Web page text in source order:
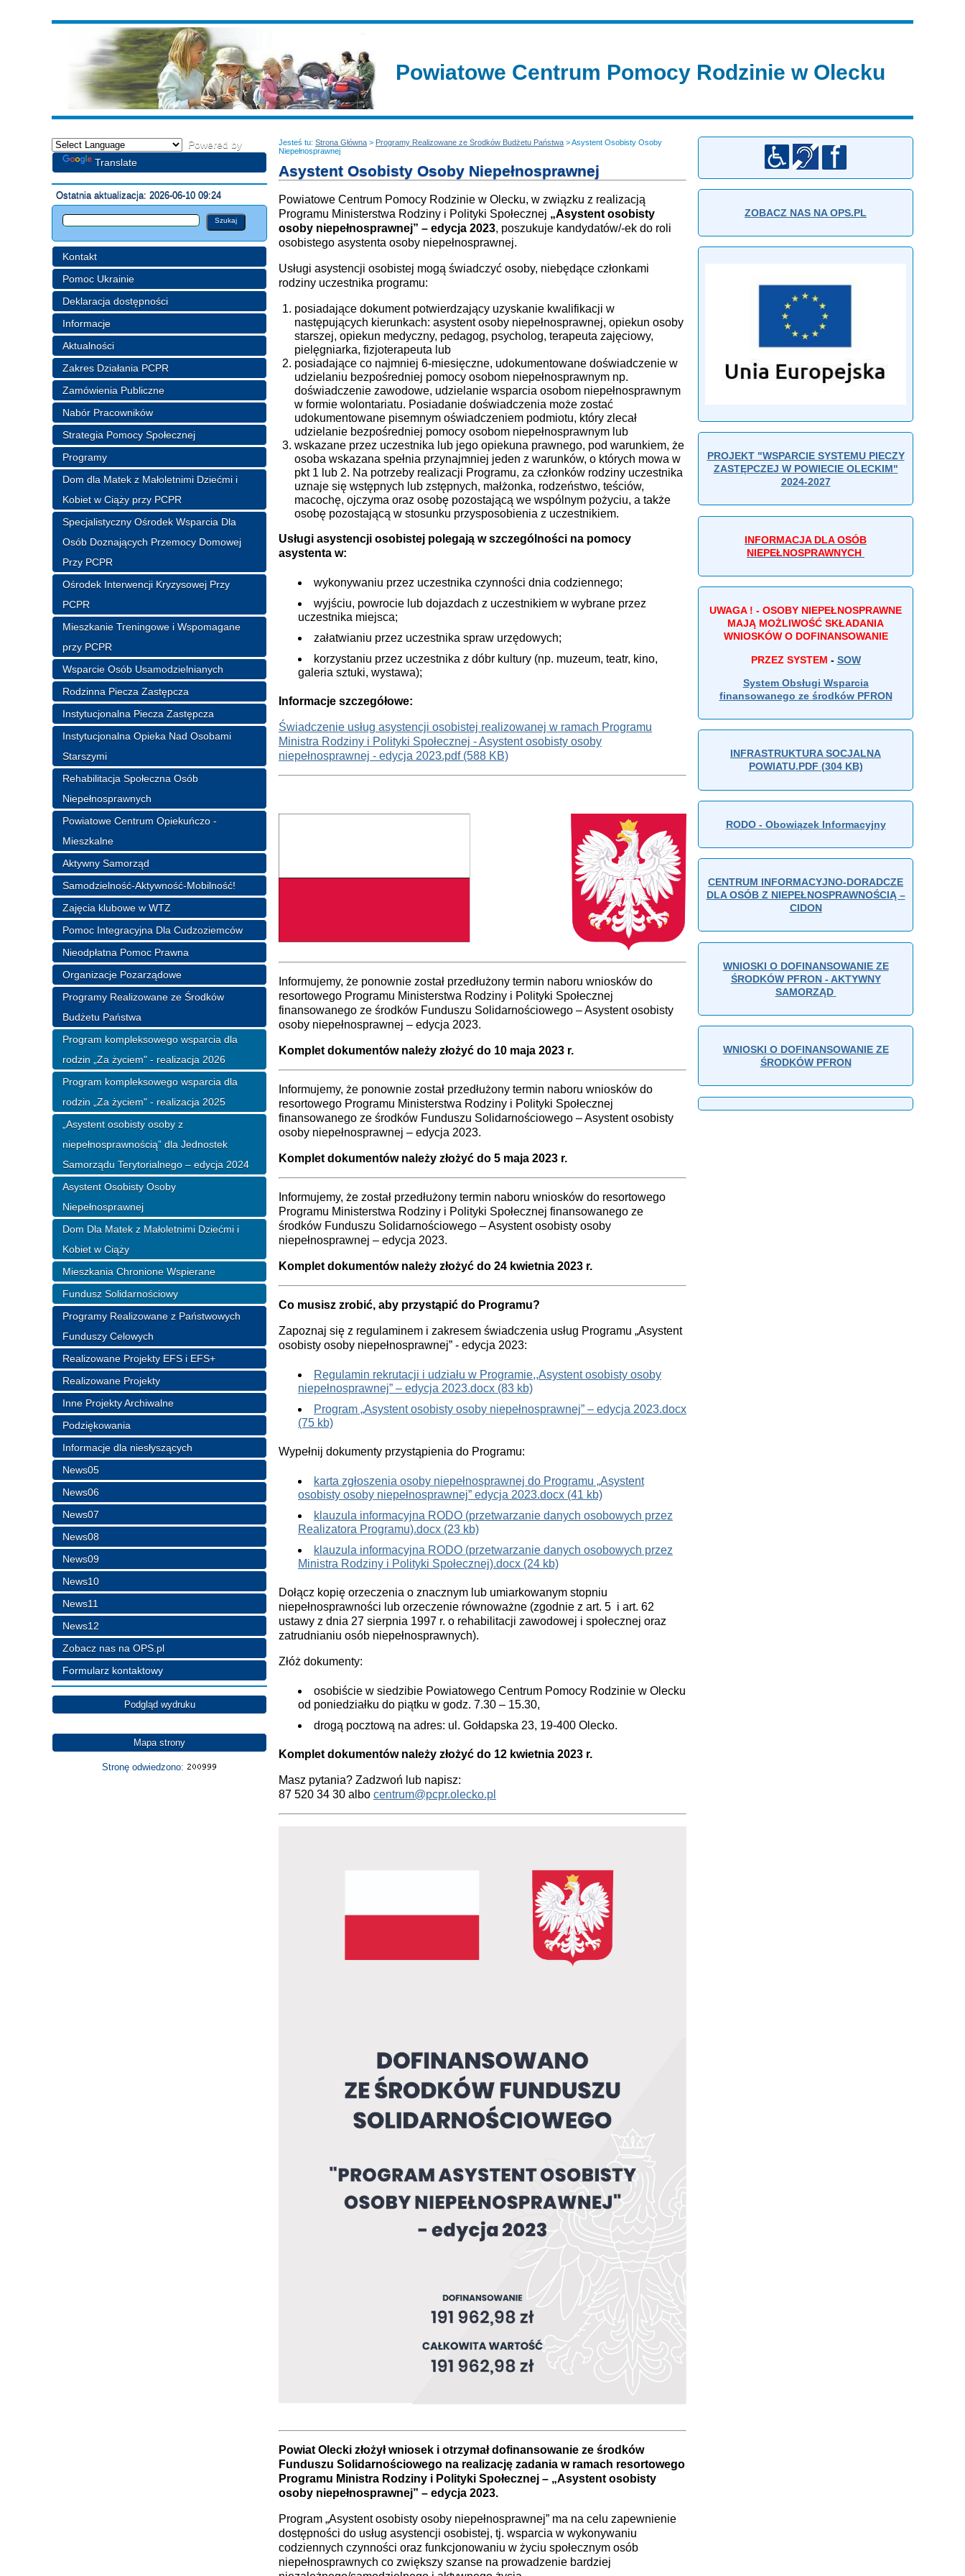
Powiatowe Centrum Pomocy Rodzinie w Olecku
Powered by
Translate
Ostatnia aktualizacja: 2026-06-10 09:24
Kontakt
Pomoc Ukrainie
Deklaracja dostępności
Informacje
Aktualności
Zakres Działania PCPR
Zamówienia Publiczne
Nabór Pracowników
Strategia Pomocy Społecznej
Programy
Dom dla Matek z Małoletnimi Dziećmi i
Kobiet w Ciąży przy PCPR
Specjalistyczny Ośrodek Wsparcia Dla
Osób Doznających Przemocy Domowej
Przy PCPR
Ośrodek Interwencji Kryzysowej Przy
PCPR
Mieszkanie Treningowe i Wspomagane
przy PCPR
Wsparcie Osób Usamodzielnianych
Rodzinna Piecza Zastępcza
Instytucjonalna Piecza Zastępcza
Instytucjonalna Opieka Nad Osobami
Starszymi
Rehabilitacja Społeczna Osób
Niepełnosprawnych
Powiatowe Centrum Opiekuńczo -
Mieszkalne
Aktywny Samorząd
Samodzielność-Aktywność-Mobilność!
Zajęcia klubowe w WTZ
Pomoc Integracyjna Dla Cudzoziemców
Nieodpłatna Pomoc Prawna
Organizacje Pozarządowe
Programy Realizowane ze Środków
Budżetu Państwa
Program kompleksowego wsparcia dla
rodzin „Za życiem" - realizacja 2026
Program kompleksowego wsparcia dla
rodzin „Za życiem" - realizacja 2025
„Asystent osobisty osoby z
niepełnosprawnością” dla Jednostek
Samorządu Terytorialnego – edycja 2024
Asystent Osobisty Osoby
Niepełnosprawnej
Dom Dla Matek z Małoletnimi Dziećmi i
Kobiet w Ciąży
Mieszkania Chronione Wspierane
Fundusz Solidarnościowy
Programy Realizowane z Państwowych
Funduszy Celowych
Realizowane Projekty EFS i EFS+
Realizowane Projekty
Inne Projekty Archiwalne
Podziękowania
Informacje dla niesłyszących
News05
News06
News07
News08
News09
News10
News11
News12
Zobacz nas na OPS.pl
Formularz kontaktowy
Podgląd wydruku
Mapa strony
Stronę odwiedzono:
Jesteś tu: Strona Główna > Programy Realizowane ze Środków Budżetu Państwa > Asystent Osobisty Osoby
Niepełnosprawnej
Asystent Osobisty Osoby Niepełnosprawnej
Powiatowe Centrum Pomocy Rodzinie w Olecku, w związku z realizacją
Programu Ministerstwa Rodziny i Polityki Społecznej „Asystent osobisty
osoby niepełnosprawnej” – edycja 2023, poszukuje kandydatów/-ek do roli
osobistego asystenta osoby niepełnosprawnej.
Usługi asystencji osobistej mogą świadczyć osoby, niebędące członkami
rodziny uczestnika programu:
posiadające dokument potwierdzający uzyskanie kwalifikacji w
następujących kierunkach: asystent osoby niepełnosprawnej, opiekun osoby
starszej, opiekun medyczny, pedagog, psycholog, terapeuta zajęciowy,
pielęgniarka, fizjoterapeuta lub
posiadające co najmniej 6-miesięczne, udokumentowane doświadczenie w
udzielaniu bezpośredniej pomocy osobom niepełnosprawnym np.
doświadczenie zawodowe, udzielanie wsparcia osobom niepełnosprawnym
w formie wolontariatu. Posiadanie doświadczenia może zostać
udokumentowane pisemnym oświadczeniem podmiotu, który zlecał
udzielanie bezpośredniej pomocy osobom niepełnosprawnym lub
wskazane przez uczestnika lub jego opiekuna prawnego, pod warunkiem, że
osoba wskazana spełnia przynajmniej jeden z warunków, o których mowa w
pkt 1 lub 2. Na potrzeby realizacji Programu, za członków rodziny uczestnika
uznaje się wstępnych lub zstępnych, małżonka, rodzeństwo, teściów,
macochę, ojczyma oraz osobę pozostającą we wspólnym pożyciu, a także
osobę pozostającą w stosunku przysposobienia z uczestnikiem.
Usługi asystencji osobistej polegają w szczególności na pomocy
asystenta w:
wykonywaniu przez uczestnika czynności dnia codziennego;
wyjściu, powrocie lub dojazdach z uczestnikiem w wybrane przez
uczestnika miejsca;
załatwianiu przez uczestnika spraw urzędowych;
korzystaniu przez uczestnika z dóbr kultury (np. muzeum, teatr, kino,
galeria sztuki, wystawa);
Informacje szczegółowe:
Świadczenie usług asystencji osobistej realizowanej w ramach Programu
Ministra Rodziny i Polityki Społecznej - Asystent osobisty osoby
niepełnosprawnej - edycja 2023.pdf (588 KB)
Informujemy, że ponownie został przedłużony termin naboru wniosków do
resortowego Programu Ministerstwa Rodziny i Polityki Społecznej
finansowanego ze środków Funduszu Solidarnościowego – Asystent osobisty
osoby niepełnosprawnej – edycja 2023.
Komplet dokumentów należy złożyć do 10 maja 2023 r.
Informujemy, że ponownie został przedłużony termin naboru wniosków do
resortowego Programu Ministerstwa Rodziny i Polityki Społecznej
finansowanego ze środków Funduszu Solidarnościowego – Asystent osobisty
osoby niepełnosprawnej – edycja 2023.
Komplet dokumentów należy złożyć do 5 maja 2023 r.
Informujemy, że został przedłużony termin naboru wniosków do resortowego
Programu Ministerstwa Rodziny i Polityki Społecznej finansowanego ze
środków Funduszu Solidarnościowego – Asystent osobisty osoby
niepełnosprawnej – edycja 2023.
Komplet dokumentów należy złożyć do 24 kwietnia 2023 r.
Co musisz zrobić, aby przystąpić do Programu?
Zapoznaj się z regulaminem i zakresem świadczenia usług Programu „Asystent
osobisty osoby niepełnosprawnej” - edycja 2023:
Regulamin rekrutacji i udziału w Programie,,Asystent osobisty osoby
niepełnosprawnej” – edycja 2023.docx (83 kb)
Program „Asystent osobisty osoby niepełnosprawnej” – edycja 2023.docx
(75 kb)
Wypełnij dokumenty przystąpienia do Programu:
karta zgłoszenia osoby niepełnosprawnej do Programu „Asystent
osobisty osoby niepełnosprawnej” edycja 2023.docx (41 kb)
klauzula informacyjna RODO (przetwarzanie danych osobowych przez
Realizatora Programu).docx (23 kb)
klauzula informacyjna RODO (przetwarzanie danych osobowych przez
Ministra Rodziny i Polityki Społecznej).docx (24 kb)
Dołącz kopię orzeczenia o znacznym lub umiarkowanym stopniu
niepełnosprawności lub orzeczenie równoważne (zgodnie z art. 5 i art. 62
ustawy z dnia 27 sierpnia 1997 r. o rehabilitacji zawodowej i społecznej oraz
zatrudnianiu osób niepełnosprawnych).
Złóż dokumenty:
osobiście w siedzibie Powiatowego Centrum Pomocy Rodzinie w Olecku
od poniedziałku do piątku w godz. 7.30 – 15.30,
drogą pocztową na adres: ul. Gołdapska 23, 19-400 Olecko.
Komplet dokumentów należy złożyć do 12 kwietnia 2023 r.
Masz pytania? Zadzwoń lub napisz:
87 520 34 30 albo centrum@pcpr.olecko.pl
Powiat Olecki złożył wniosek i otrzymał dofinansowanie ze środków
Funduszu Solidarnościowego na realizację zadania w ramach resortowego
Programu Ministra Rodziny i Polityki Społecznej – „Asystent osobisty
osoby niepełnosprawnej” – edycja 2023.
Program „Asystent osobisty osoby niepełnosprawnej” ma na celu zapewnienie
dostępności do usług asystencji osobistej, tj. wsparcia w wykonywaniu
codziennych czynności oraz funkcjonowaniu w życiu społecznym osób
niepełnosprawnych co zwiększy szanse na prowadzenie bardziej
ZOBACZ NAS NA OPS.PL
PROJEKT "WSPARCIE SYSTEMU PIECZY
ZASTĘPCZEJ W POWIECIE OLECKIM"
2024-2027
INFORMACJA DLA OSÓB
NIEPEŁNOSPRAWNYCH
UWAGA ! - OSOBY NIEPEŁNOSPRAWNE
MAJĄ MOŻLIWOŚĆ SKŁADANIA
WNIOSKÓW O DOFINANSOWANIE
PRZEZ SYSTEM - SOW
System Obsługi Wsparcia
finansowanego ze środków PFRON
INFRASTRUKTURA SOCJALNA
POWIATU.PDF (304 KB)
RODO - Obowiązek Informacyjny
CENTRUM INFORMACYJNO-DORADCZE
DLA OSÓB Z NIEPEŁNOSPRAWNOŚCIĄ –
CIDON
WNIOSKI O DOFINANSOWANIE ZE
ŚRODKÓW PFRON - AKTYWNY
SAMORZĄD
WNIOSKI O DOFINANSOWANIE ZE
ŚRODKÓW PFRON